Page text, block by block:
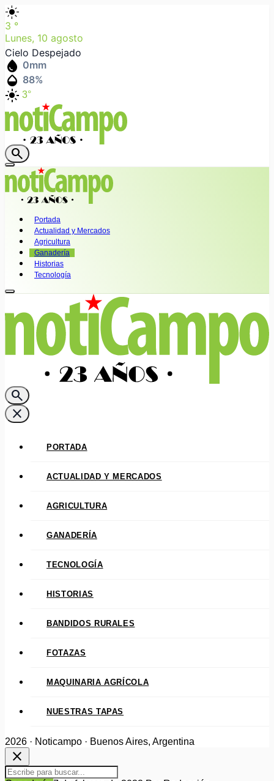
light_mode
3 °
Lunes, 10 agosto
Cielo Despejado
water_drop 0mm
humidity_mid 88%
light_mode 3°
search
Portada
Actualidad y Mercados
Agricultura
Ganadería
Historias
Tecnología
search
close
PORTADA
ACTUALIDAD Y MERCADOS
AGRICULTURA
GANADERÍA
TECNOLOGÍA
HISTORIAS
BANDIDOS RURALES
FOTAZAS
MAQUINARIA AGRÍCOLA
NUESTRAS TAPAS
2026 · Noticampo · Buenos Aires, Argentina
close